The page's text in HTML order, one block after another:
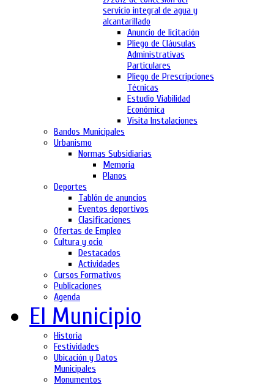
servicio integral de agua y
alcantarillado
Anuncio de licitación
Pliego de Cláusulas
Administrativas
Particulares
Pliego de Prescripciones
Técnicas
Estudio Viabilidad
Económica
Visita Instalaciones
Bandos Municipales
Urbanismo
Normas Subsidiarias
Memoria
Planos
Deportes
Tablón de anuncios
Eventos deportivos
Clasificaciones
Ofertas de Empleo
Cultura y ocio
Destacados
Actividades
Cursos Formativos
Publicaciones
Agenda
El Municipio
Historia
Festividades
Ubicación y Datos
Municipales
Monumentos